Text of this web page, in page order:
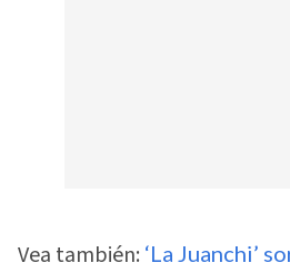
Vea también: ‘La Juanchi’